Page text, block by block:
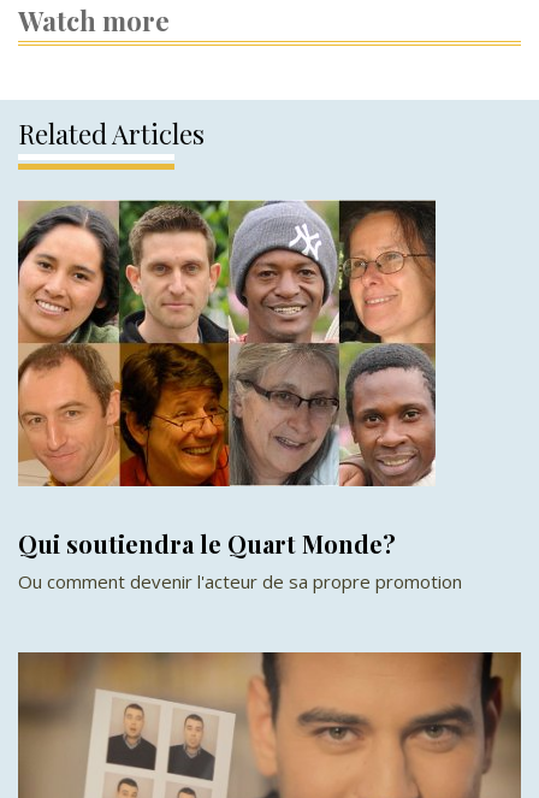
Watch more
Related Articles
Qui soutiendra le Quart Monde?
Ou comment devenir l'acteur de sa propre promotion